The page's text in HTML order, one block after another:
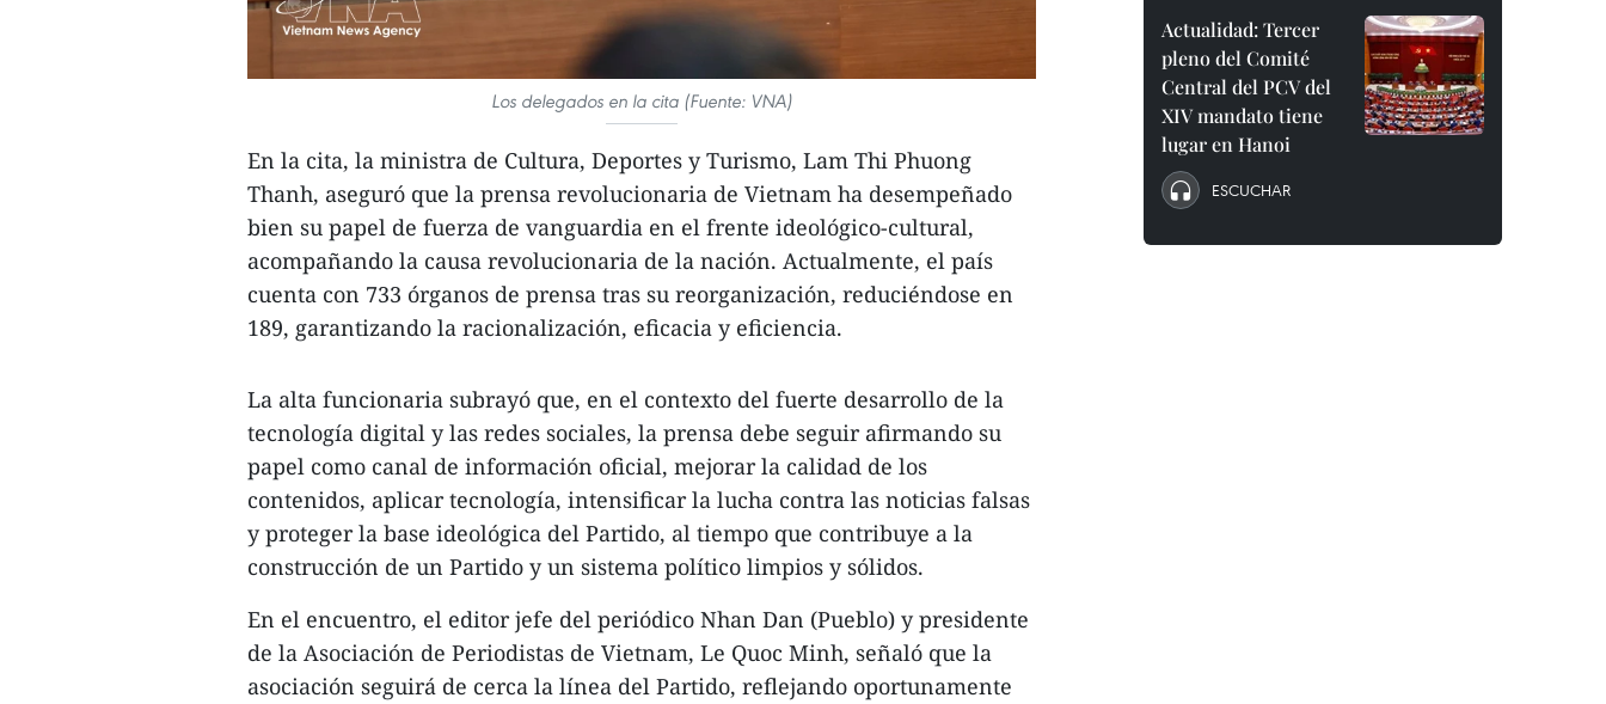
Los delegados en la cita (Fuente: VNA)
En la cita, la ministra de Cultura, Deportes y Turismo, Lam Thi Phuong
Thanh, aseguró que la prensa revolucionaria de Vietnam ha desempeñado
bien su papel de fuerza de vanguardia en el frente ideológico-cultural,
acompañando la causa revolucionaria de la nación. Actualmente, el país
cuenta con 733 órganos de prensa tras su reorganización, reduciéndose en
189, garantizando la racionalización, eficacia y eficiencia.
La alta funcionaria subrayó que, en el contexto del fuerte desarrollo de la
tecnología digital y las redes sociales, la prensa debe seguir afirmando su
papel como canal de información oficial, mejorar la calidad de los
contenidos, aplicar tecnología, intensificar la lucha contra las noticias falsas
y proteger la base ideológica del Partido, al tiempo que contribuye a la
construcción de un Partido y un sistema político limpios y sólidos.
En el encuentro, el editor jefe del periódico Nhan Dan (Pueblo) y presidente
de la Asociación de Periodistas de Vietnam, Le Quoc Minh, señaló que la
asociación seguirá de cerca la línea del Partido, reflejando oportunamente
Actualidad: Tercer
pleno del Comité
Central del PCV del
XIV mandato tiene
lugar en Hanoi
ESCUCHAR